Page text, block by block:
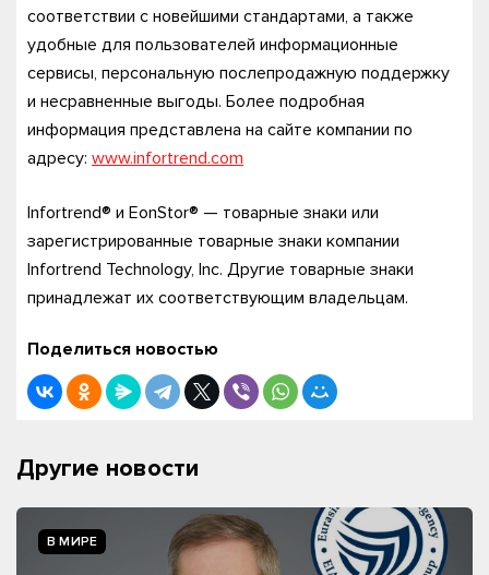
соответствии с новейшими стандартами, а также
удобные для пользователей информационные
сервисы, персональную послепродажную поддержку
и несравненные выгоды. Более подробная
информация представлена на сайте компании по
адресу: www.infortrend.com
Infortrend® и EonStor® — товарные знаки или
зарегистрированные товарные знаки компании
Infortrend Technology, Inc. Другие товарные знаки
принадлежат их соответствующим владельцам.
Поделиться новостью
Другие новости
В МИРЕ